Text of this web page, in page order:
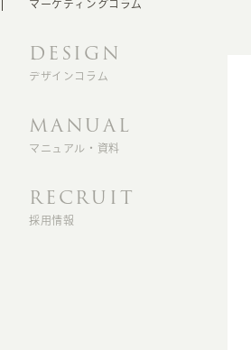
マーケティングコラム
DESIGN
デザインコラム
MANUAL
マニュアル・資料
RECRUIT
採用情報